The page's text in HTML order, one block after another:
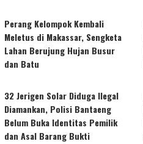
Perang Kelompok Kembali
Meletus di Makassar, Sengketa
Lahan Berujung Hujan Busur
dan Batu
32 Jerigen Solar Diduga Ilegal
Diamankan, Polisi Bantaeng
Belum Buka Identitas Pemilik
dan Asal Barang Bukti